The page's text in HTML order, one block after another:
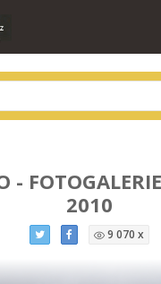
-
2010
9 070 x